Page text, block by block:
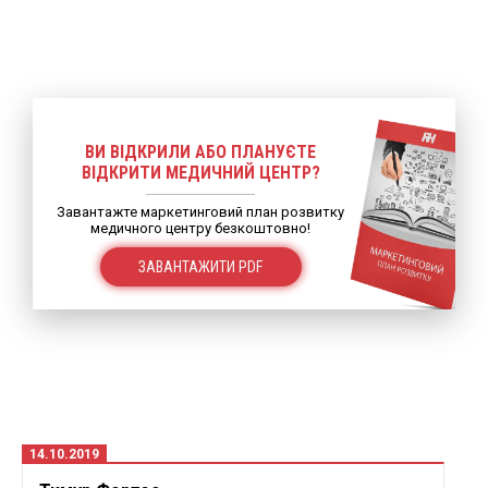
ВИ ВІДКРИЛИ АБО ПЛАНУЄТЕ
ВІДКРИТИ МЕДИЧНИЙ ЦЕНТР?
Завантажте маркетинговий план розвитку
медичного центру безкоштовно!
ЗАВАНТАЖИТИ PDF
14.10.2019